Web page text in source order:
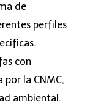
de
perfiles
con
la CNMC,
ambiental.